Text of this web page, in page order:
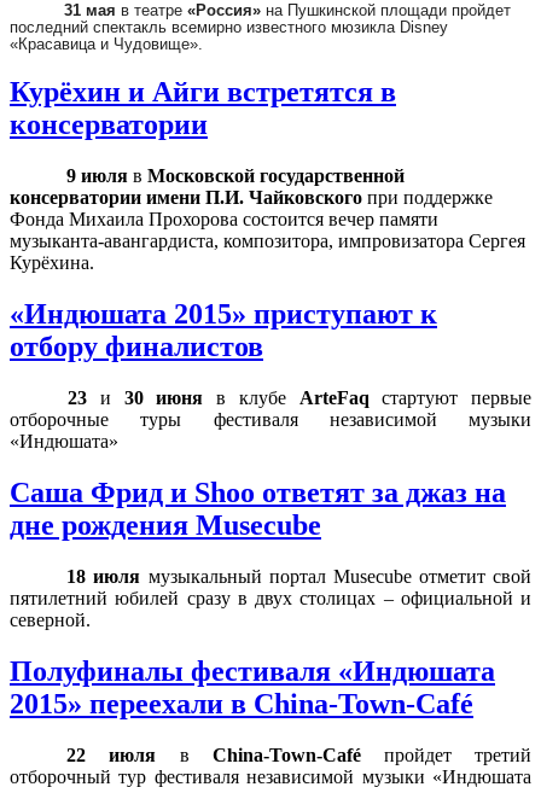
31 мая в театре«Россия» на Пушкинской площади пройдет
последний спектакль всемирно известного мюзикла Disney
«Красавица и Чудовище».
Курёхин и Айги встретятся в
консерватории
9 июлявМосковской государственной
консерватории имени П.И. Чайковского при поддержке
Фонда Михаила Прохорова состоится вечер памяти
музыканта-авангардиста, композитора, импровизатора Сергея
Курёхина.
«Индюшата 2015» приступают к
отбору финалистов
23 и 30 июня в клубе ArteFaqстартуют первые
отборочные туры фестиваля независимой музыки
«Индюшата»
Саша Фрид и Shoo ответят за джаз на
дне рождения Musecube
18 июля музыкальный портал Musecube отметит свой
пятилетний юбилей сразу в двух столицах – официальной и
северной.
Полуфиналы фестиваля «Индюшата
2015» переехали в China-Town-Café
22 июля в China-Town-Caféпройдет третий
отборочный тур фестиваля независимой музыки «Индюшата